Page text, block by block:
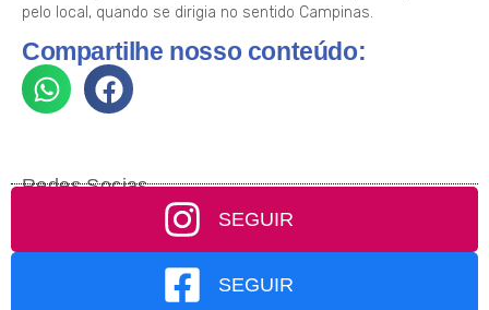
pelo local, quando se dirigia no sentido Campinas.
Compartilhe nosso conteúdo:
Redes Socias
SEGUIR
SEGUIR